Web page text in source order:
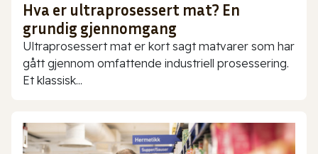
Hva er ultraprosessert mat? En
grundig gjennomgang
Ultraprosessert mat er kort sagt matvarer som har
gått gjennom omfattende industriell prosessering.
Et klassisk...